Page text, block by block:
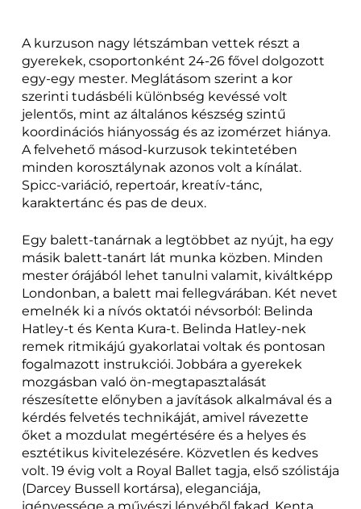
A kurzuson nagy létszámban vettek részt a
gyerekek, csoportonként 24-26 fővel dolgozott
egy-egy mester. Meglátásom szerint a kor
szerinti tudásbéli különbség kevéssé volt
jelentős, mint az általános készség szintű
koordinációs hiányosság és az izomérzet hiánya.
A felvehető másod-kurzusok tekintetében
minden korosztálynak azonos volt a kínálat.
Spicc-variáció, repertoár, kreatív-tánc,
karaktertánc és pas de deux.
Egy balett-tanárnak a legtöbbet az nyújt, ha egy
másik balett-tanárt lát munka közben. Minden
mester órájából lehet tanulni valamit, kiváltképp
Londonban, a balett mai fellegvárában. Két nevet
emelnék ki a nívós oktatói névsorból: Belinda
Hatley-t és Kenta Kura-t. Belinda Hatley-nek
remek ritmikájú gyakorlatai voltak és pontosan
fogalmazott instrukciói. Jobbára a gyerekek
mozgásban való ön-megtapasztalását
részesítette előnyben a javítások alkalmával és a
kérdés felvetés technikáját, amivel rávezette
őket a mozdulat megértésére és a helyes és
esztétikus kivitelezésére. Közvetlen és kedves
volt. 19 évig volt a Royal Ballet tagja, első szólistája
(Darcey Bussell kortársa), eleganciája,